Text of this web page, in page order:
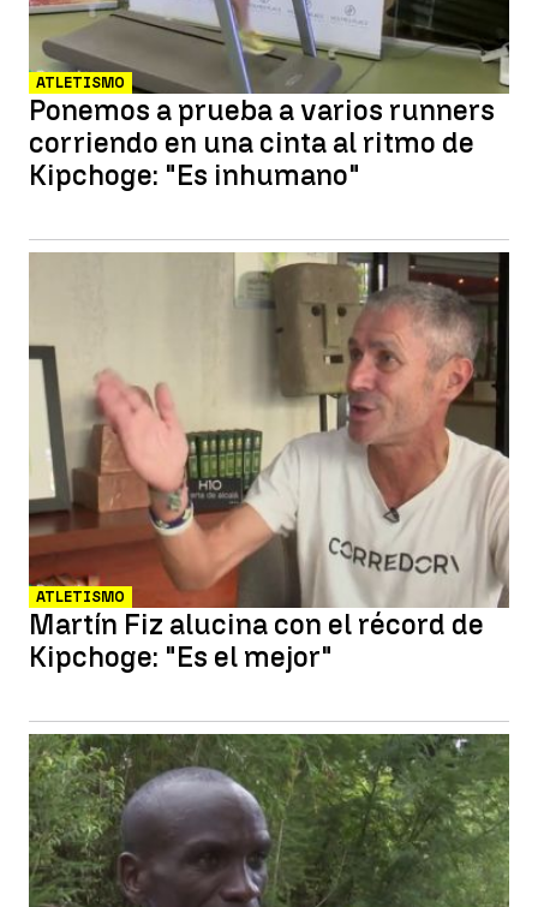
ATLETISMO
Ponemos a prueba a varios runners
corriendo en una cinta al ritmo de
Kipchoge: "Es inhumano"
ATLETISMO
Martín Fiz alucina con el récord de
Kipchoge: "Es el mejor"